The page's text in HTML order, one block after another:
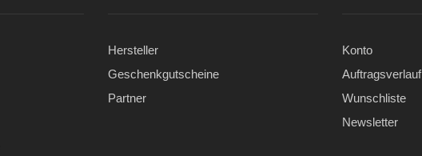
Hersteller
Geschenkgutscheine
Partner
Konto
Auftragsverlauf
Wunschliste
Newsletter